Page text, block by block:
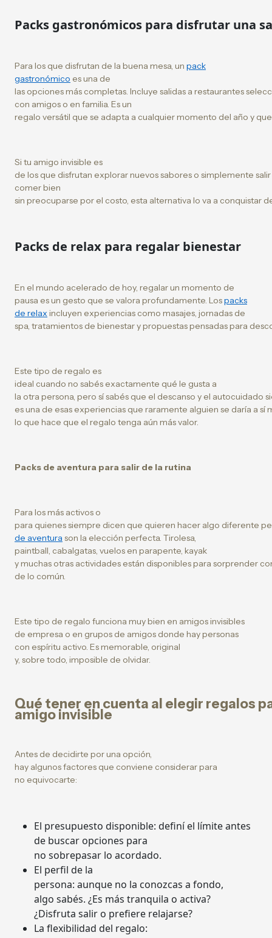
Packs gastronómicos para disfrutar una
Para los que disfrutan de la buena mesa, un pack
gastronómico es una de
las opciones más completas. Incluye salidas a restaurantes
con amigos o en familia. Es un
regalo versátil que se adapta a cualquier momento del año y
Si tu amigo invisible es
de los que disfrutan explorar nuevos sabores o simplemente salir
comer bien
sin preocuparse por el costo, esta alternativa lo va a conquistar
Packs de relax para regalar bienestar
En el mundo acelerado de hoy, regalar un momento de
pausa es un gesto que se valora profundamente. Lospacks
de relax incluyen experiencias como masajes, jornadas de
spa, tratamientos de bienestar y propuestas pensadas para
Este tipo de regalo es
ideal cuando no sabés exactamente qué le gusta a
la otra persona, pero sí sabés que el descanso y el autocuidado
es una de esas experiencias que raramente alguien se daría a sí
lo que hace que el regalo tenga aún más valor.
Packs de aventura para salir de la rutina
Para los más activos o
para quienes siempre dicen que quieren hacer algo diferente
de aventura son la elección perfecta. Tirolesa,
paintball, cabalgatas, vuelos en parapente, kayak
y muchas otras actividades están disponibles para sorprender
de lo común.
Este tipo de regalo funciona muy bien en amigos invisibles
de empresa o en grupos de amigos donde hay personas
con espíritu activo. Es memorable, original
y, sobre todo, imposible de olvidar.
Qué tener en cuenta al elegir regalos
amigo invisible
Antes de decidirte por una opción,
hay algunos factores que conviene considerar para
no equivocarte:
El presupuesto disponible: definí el límite antes
de buscar opciones para
no sobrepasar lo acordado.
El perfil de la
persona: aunque no la conozcas a fondo,
algo sabés. ¿Es más tranquila o activa?
¿Disfruta salir o prefiere relajarse?
La flexibilidad del regalo: